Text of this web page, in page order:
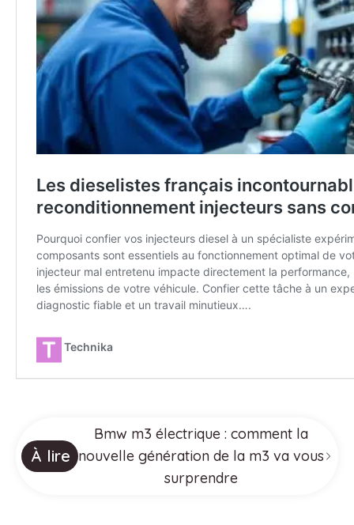
À lire
Bmw m3 électrique : comment la
nouvelle génération de la m3 va vous
surprendre